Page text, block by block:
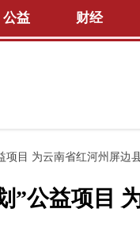
公益 财经
项目 为云南省红河州屏边
”公益项目